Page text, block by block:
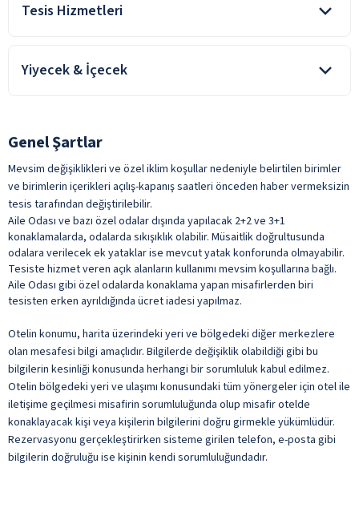
Tesis Hizmetleri
Bagaj Muhafaza Odası
Günlük Temizlik Hizmeti
Kapalı Otopark
Kuru Temizleme
Lobi
Lobi Wifi
Otopark
Resepsiyon Hizmeti
Toplantı Salonu
Transfer Servisi
Uyandırma Servisi
Vale Hizmeti
Wifi
ile belirtilen özellikler ücretlidir.
Yiyecek & İçecek
Kahvaltı Salonu
Şişeli İçecekler
Taze Sıkılmış Meyve Suları
Türk Kahvesi
Yabancı Alkollü İçecek
Yerli Alkollü İçecek
ile belirtilen özellikler ücretlidir.
Genel Şartlar
Mevsim değişiklikleri ve özel iklim koşullar nedeniyle belirtilen birimler
ve birimlerin içerikleri açılış-kapanış saatleri önceden haber vermeksizin
tesis tarafından değiştirilebilir.
Aile Odası ve bazı özel odalar dışında yapılacak 2+2 ve 3+1
konaklamalarda, odalarda sıkışıklık olabilir. Müsaitlik doğrultusunda
odalara verilecek ek yataklar ise mevcut yatak konforunda olmayabilir.
Tesiste hizmet veren açık alanların kullanımı mevsim koşullarına bağlı.
Aile Odası gibi özel odalarda konaklama yapan misafirlerden biri
tesisten erken ayrıldığında ücret iadesi yapılmaz.
Otelin konumu, harita üzerindeki yeri ve bölgedeki diğer merkezlere
olan mesafesi bilgi amaçlıdır. Bilgilerde değişiklik olabildiği gibi bu
bilgilerin kesinliği konusunda herhangi bir sorumluluk kabul edilmez.
Otelin bölgedeki yeri ve ulaşımı konusundaki tüm yönergeler için otel ile
iletişime geçilmesi misafirin sorumluluğunda olup misafir otelde
konaklayacak kişi veya kişilerin bilgilerini doğru girmekle yükümlüdür.
Rezervasyonu gerçekleştirirken sisteme girilen telefon, e-posta gibi
bilgilerin doğruluğu ise kişinin kendi sorumluluğundadır.